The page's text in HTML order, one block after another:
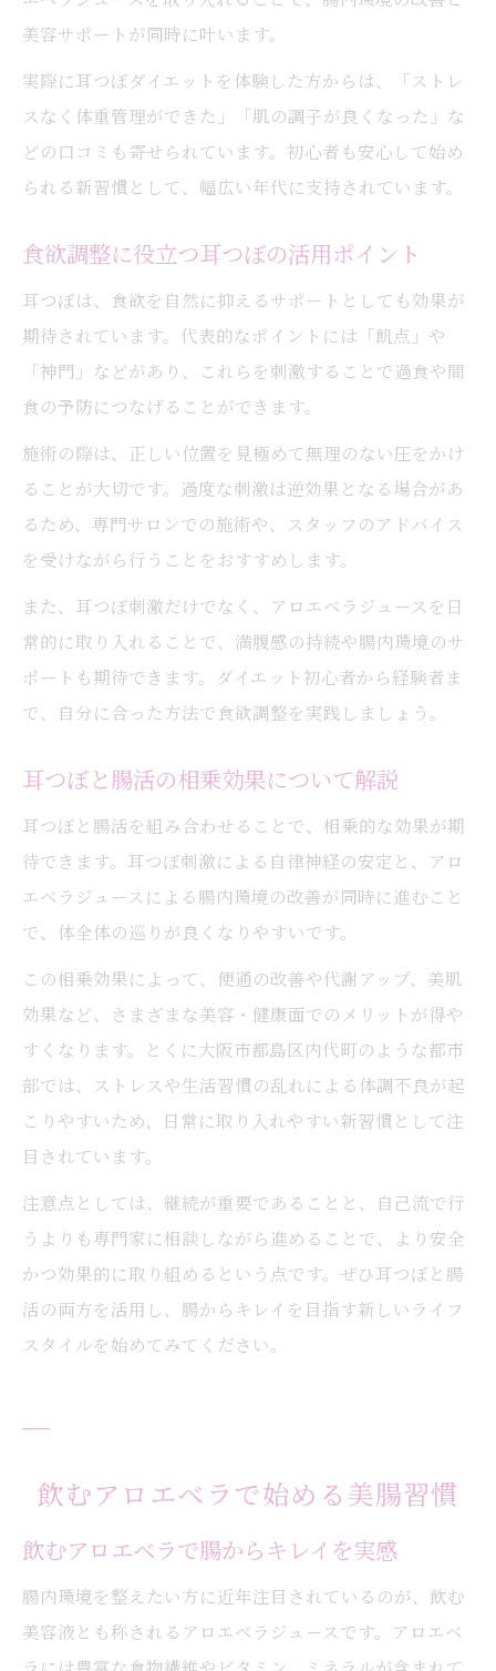
美容サポートが同時に叶います。
実際に耳つぼダイエットを体験した方からは、「ストレ
スなく体重管理ができた」「肌の調子が良くなった」な
どの口コミも寄せられています。初心者も安心して始め
られる新習慣として、幅広い年代に支持されています。
食欲調整に役立つ耳つぼの活用ポイント
耳つぼは、食欲を自然に抑えるサポートとしても効果が
期待されています。代表的なポイントには「飢点」や
「神門」などがあり、これらを刺激することで過食や間
食の予防につなげることができます。
施術の際は、正しい位置を見極めて無理のない圧をかけ
ることが大切です。過度な刺激は逆効果となる場合があ
るため、専門サロンでの施術や、スタッフのアドバイス
を受けながら行うことをおすすめします。
また、耳つぼ刺激だけでなく、アロエベラジュースを日
常的に取り入れることで、満腹感の持続や腸内環境のサ
ポートも期待できます。ダイエット初心者から経験者ま
で、自分に合った方法で食欲調整を実践しましょう。
耳つぼと腸活の相乗効果について解説
耳つぼと腸活を組み合わせることで、相乗的な効果が期
待できます。耳つぼ刺激による自律神経の安定と、アロ
エベラジュースによる腸内環境の改善が同時に進むこと
で、体全体の巡りが良くなりやすいです。
この相乗効果によって、便通の改善や代謝アップ、美肌
効果など、さまざまな美容・健康面でのメリットが得や
すくなります。とくに大阪市都島区内代町のような都市
部では、ストレスや生活習慣の乱れによる体調不良が起
こりやすいため、日常に取り入れやすい新習慣として注
目されています。
注意点としては、継続が重要であることと、自己流で行
うよりも専門家に相談しながら進めることで、より安全
かつ効果的に取り組めるという点です。ぜひ耳つぼと腸
活の両方を活用し、腸からキレイを目指す新しいライフ
スタイルを始めてみてください。
飲むアロエベラで始める美腸習慣
飲むアロエベラで腸からキレイを実感
腸内環境を整えたい方に近年注目されているのが、飲む
美容液とも称されるアロエベラジュースです。アロエベ